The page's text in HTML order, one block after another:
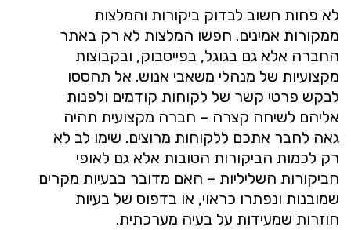
לא פחות חשוב לבדוק ביקורות והמלצות
ממקורות אמינים. חפשו המלצות לא רק באתר
החברה אלא גם בגוגל, בפייסבוק, ובקבוצות
מקצועיות של מנהלי משאבי אנוש. אל תהססו
לבקש פרטי קשר של לקוחות קודמים ולפנות
אליהם לשיחה קצרה – חברה מקצועית תהיה
גאה לחבר אתכם ללקוחות מרוצים. שימו לב לא
רק לכמות הביקורות הטובות אלא גם לאופי
הביקורות השליליות – האם מדובר בבעיות מקרים
שמובנות ונפתרו כראוי, או בדפוס של בעיות
חוזרות שמעידות על בעיה מערכתית.